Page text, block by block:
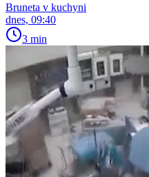
Bruneta v kuchyni
dnes, 09:40
3 min